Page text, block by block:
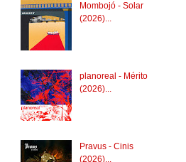
Mombojó - Solar
(2026)...
planoreal - Mérito
(2026)...
Pravus - Cinis
(2026)...